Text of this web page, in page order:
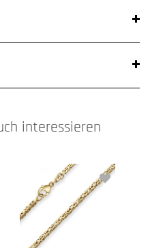
interessieren